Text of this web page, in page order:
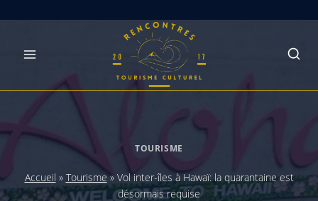
TOURISME
Accueil » Tourisme» Vol inter-îles à Hawaï: la quarantaine est
désormais requise